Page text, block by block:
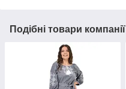
Подібні товари компанії